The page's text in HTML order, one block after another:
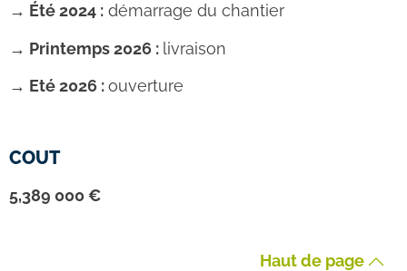
→ Été 2024 : démarrage du chantier
→ Printemps 2026 : livraison
→ Eté 2026 :ouverture
COUT
5,389 000 €
Haut de page